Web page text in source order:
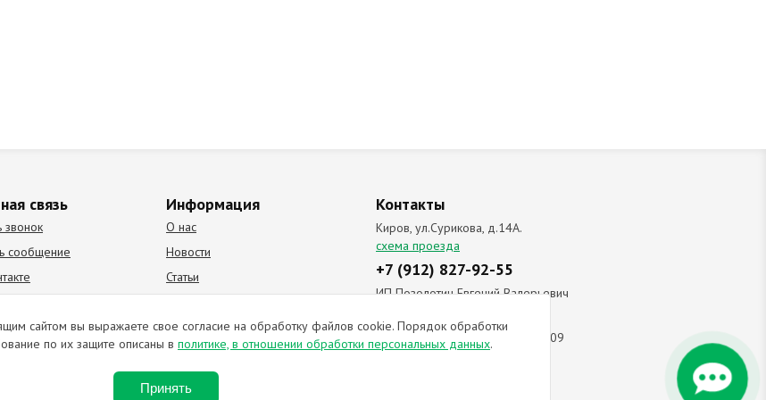
связь
звонок
сообщение
Информация
О нас
Новости
Статьи
Контакты
Киров, ул.Сурикова, д.14А.
схема проезда
+7 (912) 827-92-55
ИП Позолотин Евгений Валерьевич
ИНН 434537218055 / ОГРН ИП
309434505600123 от 25.02.2009
материалов запрещено. Отправляя любую форму на сайте, вы соглашаетесь с
сайтом вы выражаете свое согласие на обработку файлов cookie. Порядок обработки
по их защите описаны в политике, в отношении обработки персональных данных.
Принять